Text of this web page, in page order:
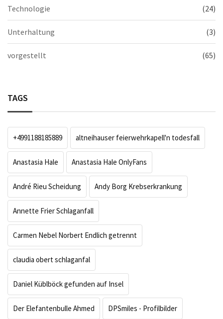
Technologie (24)
Unterhaltung (3)
vorgestellt (65)
TAGS
+4991188185889 altneihauser feierwehrkapell'n todesfall
Anastasia Hale Anastasia Hale OnlyFans
André Rieu Scheidung Andy Borg Krebserkrankung
Annette Frier Schlaganfall
Carmen Nebel Norbert Endlich getrennt
claudia obert schlaganfal
Daniel Küblböck gefunden auf Insel
Der Elefantenbulle Ahmed DPSmiles - Profilbilder